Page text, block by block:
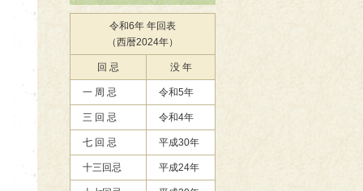
令和6年 年回表
（西暦2024年）
回 忌 没 年
一 周 忌 令和5年
三 回 忌 令和4年
七 回 忌 平成30年
十三回忌 平成24年